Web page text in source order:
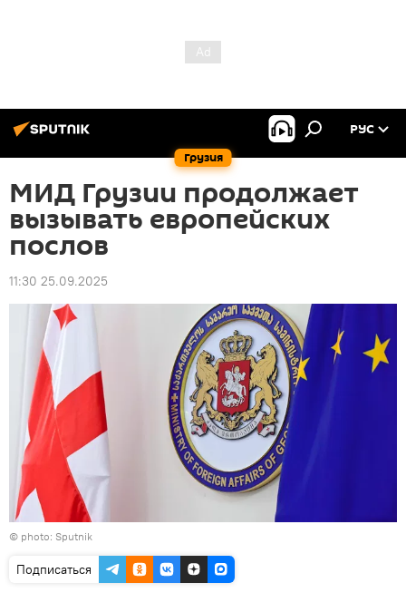
Грузия
РУС
МИД Грузии продолжает
вызывать европейских
послов
11:30 25.09.2025
© photo: Sputnik
Подписаться